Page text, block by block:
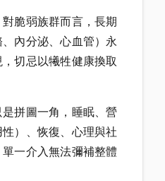
對脆弱族群而言，長期
內分泌、心血管）永
切忌以犧牲健康換取
拼圖一角，睡眠、營
）、恢復、心理與社
一介入無法彌補整體